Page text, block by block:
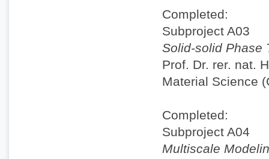
Completed:
Subproject A03
Solid-solid Phase
Prof. Dr. rer. nat.
Material Science
Completed:
Subproject A04
Multiscale